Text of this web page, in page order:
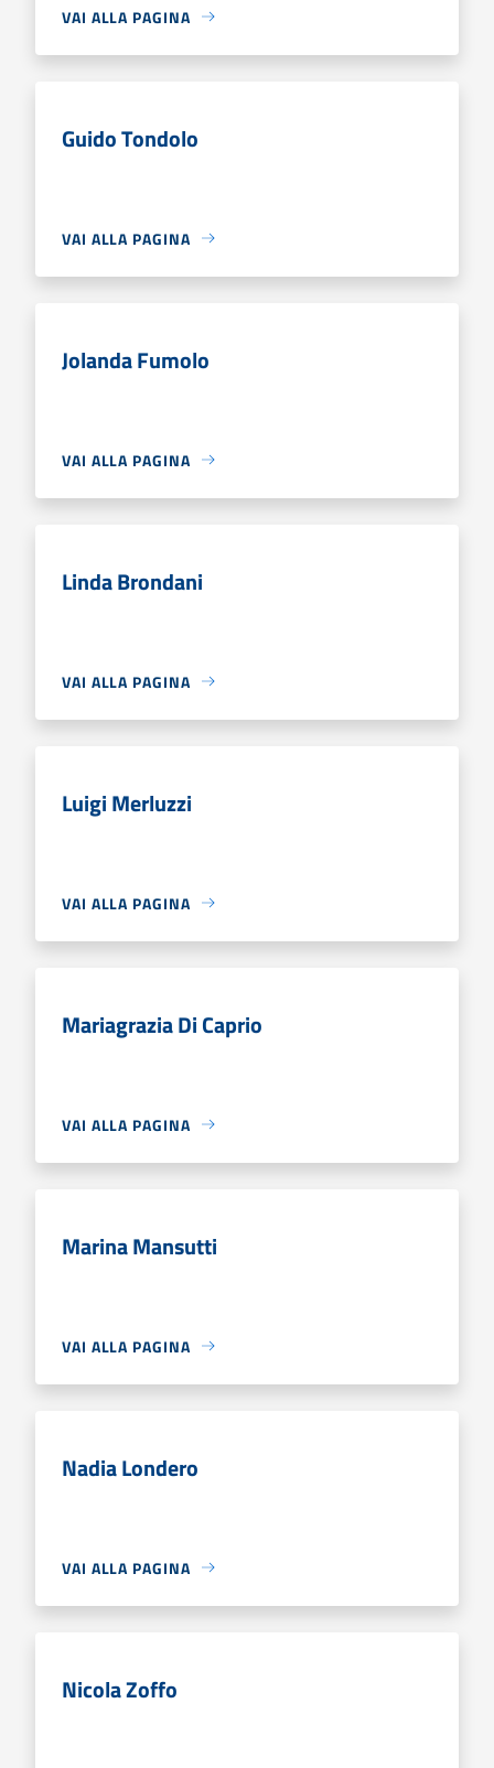
VAI ALLA PAGINA
Guido Tondolo
VAI ALLA PAGINA
Jolanda Fumolo
VAI ALLA PAGINA
Linda Brondani
VAI ALLA PAGINA
Luigi Merluzzi
VAI ALLA PAGINA
Mariagrazia Di Caprio
VAI ALLA PAGINA
Marina Mansutti
VAI ALLA PAGINA
Nadia Londero
VAI ALLA PAGINA
Nicola Zoffo